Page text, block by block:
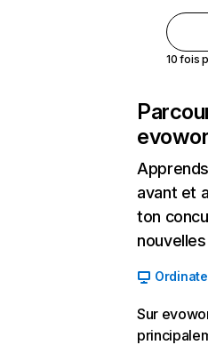
10 fois
avant et
ton
Sur